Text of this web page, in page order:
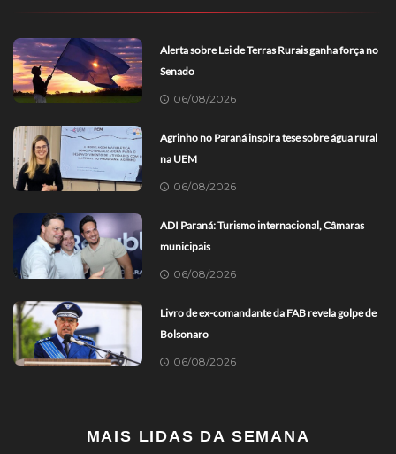
Alerta sobre Lei de Terras Rurais ganha força no
Senado
06/08/2026
Agrinho no Paraná inspira tese sobre água rural
na UEM
06/08/2026
ADI Paraná: Turismo internacional, Câmaras
municipais
06/08/2026
Livro de ex-comandante da FAB revela golpe de
Bolsonaro
06/08/2026
MAIS LIDAS DA SEMANA